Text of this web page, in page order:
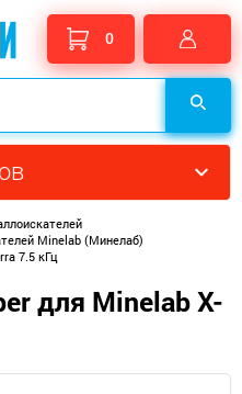
0
Minelab (Минелаб)
7.5 кГц
для Minelab X-